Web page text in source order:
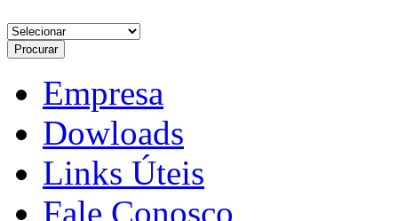
Empresa
Dowloads
Links Úteis
Fale Conosco